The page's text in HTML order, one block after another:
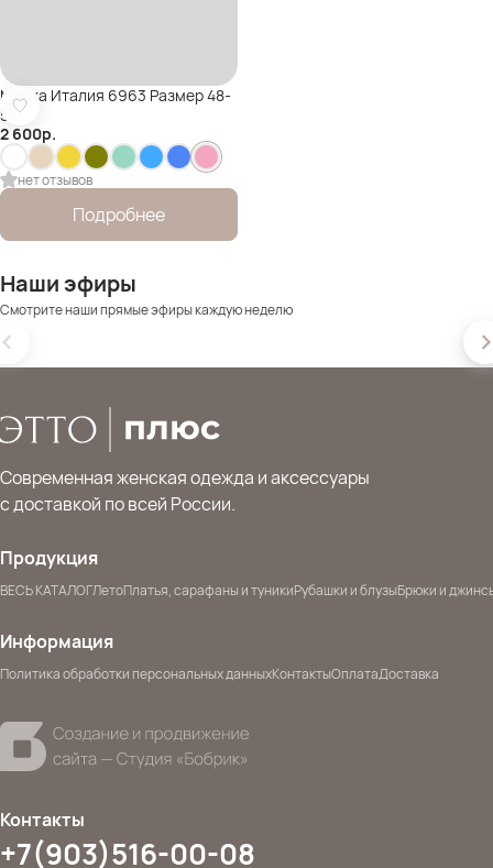
Майка Италия 6963 Размер 48-
54
2 600р.
нет отзывов
Подробнее
Наши эфиры
Смотрите наши прямые эфиры каждую неделю
Современная женская одежда и аксессуары
с доставкой по всей России.
Продукция
ВЕСЬ КАТАЛОГЛетоПлатья, сарафаны и туникиРубашки и блузыБрюки и
Информация
Политика обработки персональных данныхКонтактыОплатаДоставка
Контакты
+7(903)516-00-08